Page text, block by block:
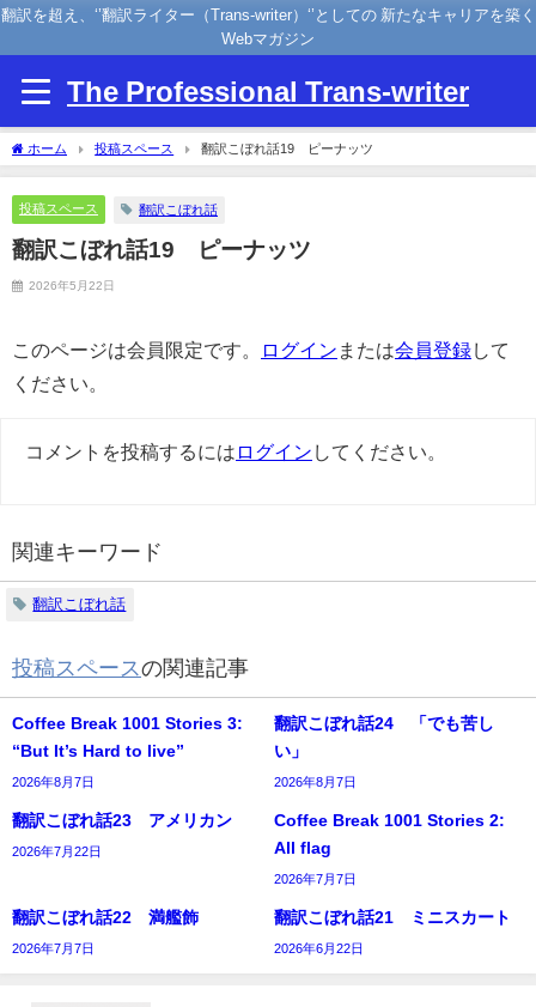
翻訳を超え、‘’翻訳ライター（Trans-writer）‘’としての 新たなキャリアを築く
Webマガジン
The Professional Trans-writer
ホーム 投稿スペース 翻訳こぼれ話19 ピーナッツ
投稿スペース 翻訳こぼれ話
翻訳こぼれ話19 ピーナッツ
2026年5月22日
このページは会員限定です。 ログイン または会員登録して
ください。
コメントを投稿するには ログイン してください。
関連キーワード
翻訳こぼれ話
投稿スペースの関連記事
Coffee Break 1001 Stories 3:
“But It’s Hard to live”
2026年8月7日
翻訳こぼれ話24 「でも苦し
い」
2026年8月7日
翻訳こぼれ話23 アメリカン
2026年7月22日
Coffee Break 1001 Stories 2:
All flag
2026年7月7日
翻訳こぼれ話22 満艦飾
2026年7月7日
翻訳こぼれ話21 ミニスカート
2026年6月22日